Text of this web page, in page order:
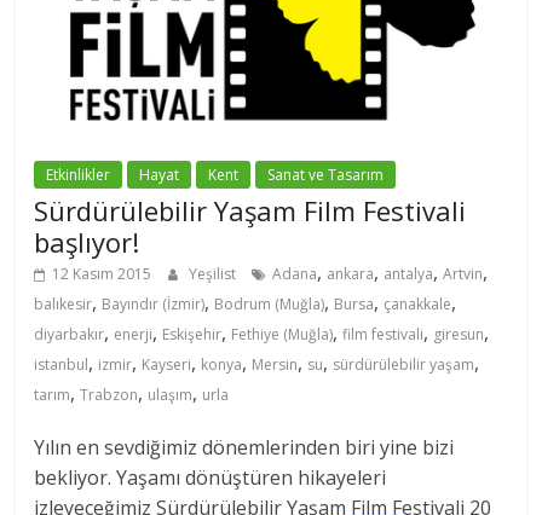
Etkinlikler Hayat Kent Sanat ve Tasarım
Sürdürülebilir Yaşam Film Festivali
başlıyor!
12 Kasım 2015 Yeşilist Adana, ankara, antalya,Artvin,
balıkesir, Bayındır (İzmir), Bodrum (Muğla), Bursa, çanakkale,
diyarbakır, enerji, Eskişehir, Fethiye (Muğla),film festivali, giresun,
istanbul, izmir, Kayseri, konya, Mersin, su, sürdürülebilir yaşam,
tarım,Trabzon, ulaşım, urla
Yılın en sevdiğimiz dönemlerinden biri yine bizi
bekliyor. Yaşamı dönüştüren hikayeleri
izleyeceğimiz Sürdürülebilir Yaşam Film Festivali 20